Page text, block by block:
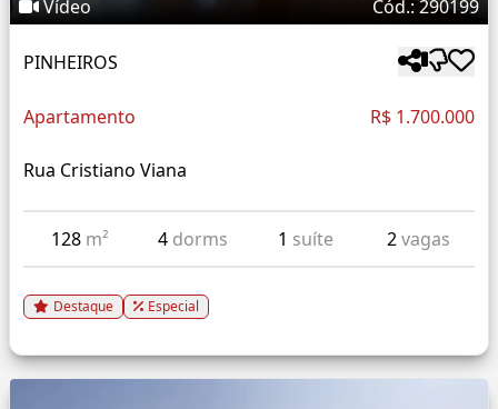
Vídeo Cód.: 290199
PINHEIROS
Apartamento R$ 1.700.000
Rua Cristiano Viana
128 m² 4 dorms 1 suíte 2vagas
Destaque Especial